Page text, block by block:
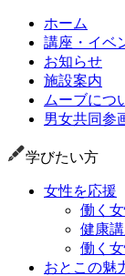
ホーム
講座・イベ
お知らせ
施設案内
ムーブにつ
男女共同参
学びたい方
女性を応援
働く
健康
働く
おとこの魅